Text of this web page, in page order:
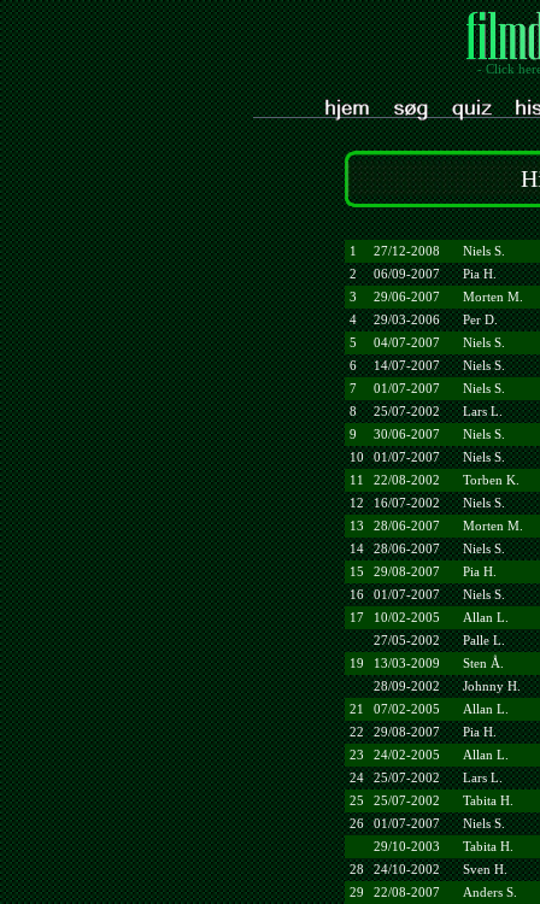
- Click
1 27/12-2008
Niels S.
2
06/09-2007
Pia H.
3
29/06-2007
Morten M.
4
29/03-2006
Per D.
5
04/07-2007
Niels S.
6
14/07-2007
Niels S.
7
01/07-2007
Niels S.
8
25/07-2002
Lars L.
9
30/06-2007
Niels S.
10
01/07-2007
Niels S.
11
22/08-2002
Torben K.
12
16/07-2002
Niels S.
13
28/06-2007
Morten M.
14
28/06-2007
Niels S.
15
29/08-2007
Pia H.
16
01/07-2007
Niels S.
17
10/02-2005
Allan L.
27/05-2002
Palle L.
19
13/03-2009
Sten Å.
28/09-2002
Johnny H.
21
07/02-2005
Allan L.
22
29/08-2007
Pia H.
23
24/02-2005
Allan L.
24
25/07-2002
Lars L.
25
25/07-2002
Tabita H.
26
01/07-2007
Niels S.
29/10-2003
Tabita H.
28
24/10-2002
Sven H.
29
22/08-2007
Anders S.